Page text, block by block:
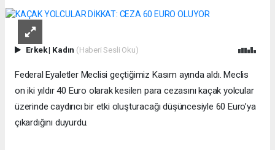
Erkek| Kadın (Haberi Sesli Oku)
Federal Eyaletler Meclisi geçtiğimiz Kasım ayında aldı. Meclis
on iki yıldır 40 Euro olarak kesilen para cezasını kaçak yolcular
üzerinde caydırıcı bir etki oluşturacağı düşüncesiyle 60 Euro’ya
çıkardığını duyurdu.